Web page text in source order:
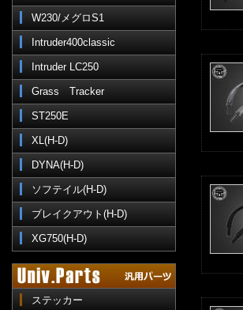
W230/メグロS1
Intruder400classic
Intruder LC250
Grass Tracker
ST250E
XL(H-D)
DYNA(H-D)
ソフテイル(H-D)
ブレイクアウト(H-D)
XG750(H-D)
ステッカー